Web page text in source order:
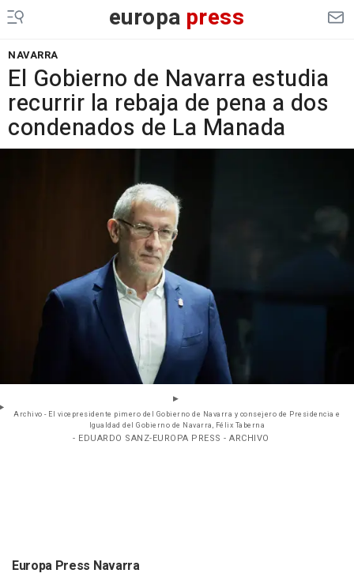
europa press
NAVARRA
El Gobierno de Navarra estudia
recurrir la rebaja de pena a dos
condenados de La Manada
Archivo - El vicepresidente pimero del Gobierno de Navarra y consejero de Presidencia e
Igualdad del Gobierno de Navarra, Félix Taberna
- EDUARDO SANZ-EUROPA PRESS - ARCHIVO
Europa Press Navarra